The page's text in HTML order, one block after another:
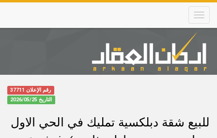
Skip
main
content
Main
navigation
رقم الإعلان 37711
التاريخ 2026/05/25
للبيع شقة دبلكسية تمليك في الحي الاول